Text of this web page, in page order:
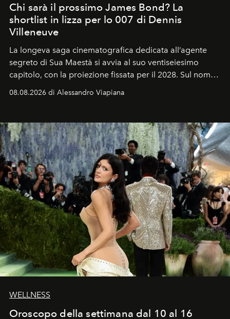
Chi sarà il prossimo James Bond? La
shortlist in lizza per lo 007 di Dennis
Villeneuve
La longeva saga cinematografica dedicata all’agente
segreto di Sua Maestà si avvia al suo ventiseiesimo
capitolo, con la proiezione fissata per il 2028. Sul nome
Craig, però, regna ancora il più assoluto riserbo.
08.08.2026 di Alessandro Viapiana
WELLNESS
Oroscopo della settimana dal 10 al 16